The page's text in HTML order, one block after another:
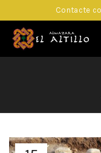
Contacte